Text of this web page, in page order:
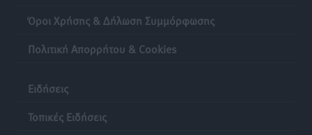
Όροι Χρήσης & Δήλωση Συμμόρφωσης
Πολιτική Απορρήτου & Cookies
Ειδήσεις
Τοπικές Ειδήσεις